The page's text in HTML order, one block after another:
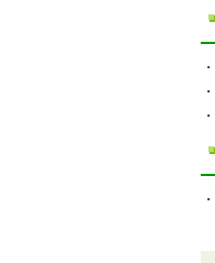
・
・
・
・